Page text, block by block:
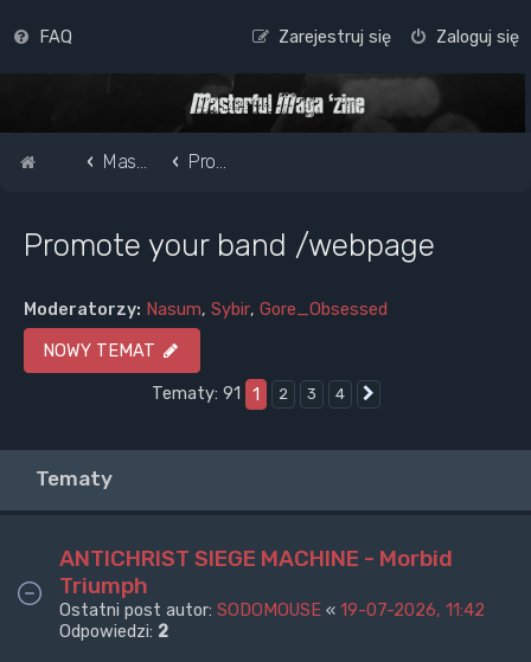
FAQ Zaloguj się
Zarejestruj się
Strona główna
Masterful Magazine Message Board Promote your band /webpage
Promote your band /webpage
Moderatorzy: Nasum, Sybir, Gore_Obsessed
NOWY TEMAT
Tematy: 91
1 2 3 4
Tematy
ANTICHRIST SIEGE MACHINE - Morbid
Triumph
Ostatni post autor: SODOMOUSE « 19-07-2026, 11:42
Odpowiedzi: 2